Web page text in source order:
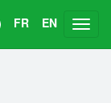
FR EN